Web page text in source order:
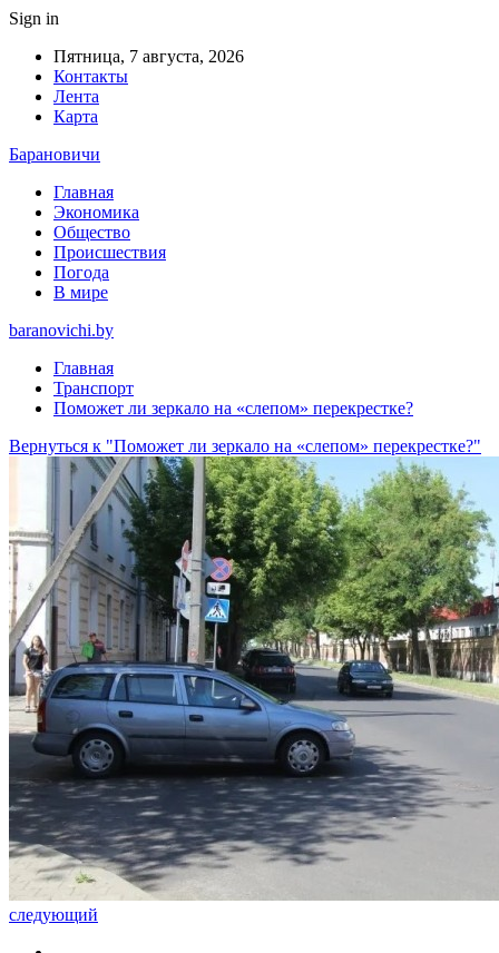
Sign in
Пятница, 7 августа, 2026
Контакты
Лента
Карта
Барановичи
Главная
Экономика
Общество
Происшествия
Погода
В мире
baranovichi.by
Главная
Транспорт
Поможет ли зеркало на «слепом» перекрестке?
Вернуться к "Поможет ли зеркало на «слепом» перекрестке?"
следующий